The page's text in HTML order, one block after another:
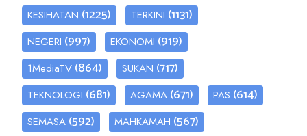
KESIHATAN (1225) TERKINI (1131)
NEGERI (997) EKONOMI (919)
1MediaTV (864) SUKAN (717)
TEKNOLOGI (681) AGAMA (671) PAS (614)
SEMASA (592) MAHKAMAH (567)